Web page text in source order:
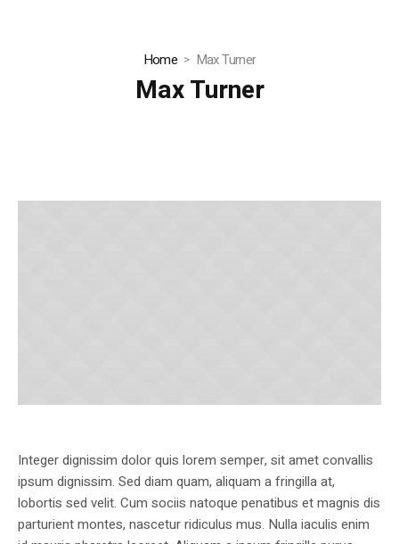
Home Max Turner
Max Turner
Integer dignissim dolor quis lorem semper, sit amet convallis
ipsum dignissim. Sed diam quam, aliquam a fringilla at,
lobortis sed velit. Cum sociis natoque penatibus et magnis dis
parturient montes, nascetur ridiculus mus. Nulla iaculis enim